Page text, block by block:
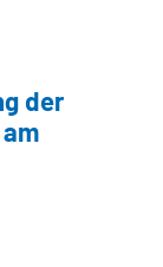
der